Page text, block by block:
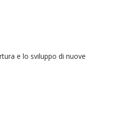
e lo sviluppo di nuove